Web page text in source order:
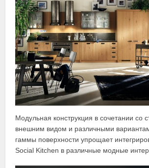
Модульная конструкция в сочетании со
внешним видом и различными
гаммы поверхности упрощает
Social Kitchen в различные модные